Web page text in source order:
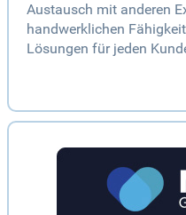
Austausch mit anderen
handwerklichen
Lösungen für jeden